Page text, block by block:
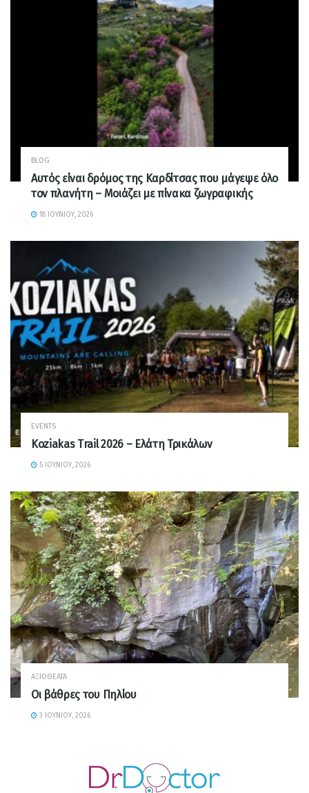
BLOG
Αυτός είναι δρόμος της Καρδίτσας που μάγεψε όλο
τον πλανήτη – Μοιάζει με πίνακα ζωγραφικής
18 ΙΟΥΝΊΟΥ, 2026
EVENTS
Koziakas Trail 2026 – Ελάτη Τρικάλων
5 ΙΟΥΝΊΟΥ, 2026
ΑΞΙΟΘΈΑΤΑ
Οι βάθρες του Πηλίου
3 ΙΟΥΝΊΟΥ, 2026